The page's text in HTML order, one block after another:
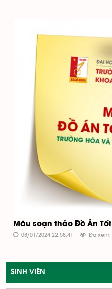
Mẫu soạn thảo Đồ Án
08/01/2024 22:58:41 Đã xem:
SINH VIÊN